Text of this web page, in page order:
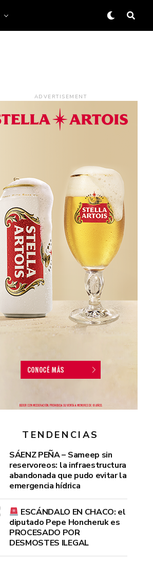
ADVERTISEMENT
TENDENCIAS
SÁENZ PEÑA – Sameep sin
reservoreos: la infraestructura
abandonada que pudo evitar la
emergencia hídrica
ESCÁNDALO EN CHACO: el
diputado Pepe Honcheruk es
PROCESADO POR
DESMOSTES ILEGAL